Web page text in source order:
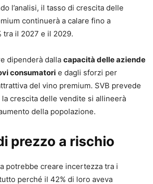
l’analisi, il tasso di crescita delle
continuerà a calare fino a
tra il 2027 e il 2029.
dipenderà dalla capacità delle aziende
consumatori e dagli sforzi per
del vino premium. SVB prevede
crescita delle vendite si allineerà
della popolazione.
prezzo a rischio
potrebbe creare incertezza tra i
perché il 42% di loro aveva